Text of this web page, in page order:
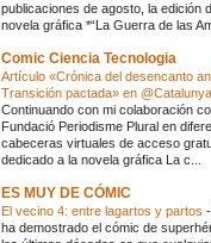
publicaciones de agosto, la edición
novela gráfica *“La Guerra de las
Comic Ciencia Tecnologia
Artículo «Crónica del desencanto
Transición pactada» en
Continuando con mi colaboración
Fundació Periodisme Plural en
cabeceras virtuales de acceso
dedicado a la novela gráfica La c...
ES MUY DE CÓMIC
El vecino 4: entre lagartos y partos -
ha demostrado el cómic de